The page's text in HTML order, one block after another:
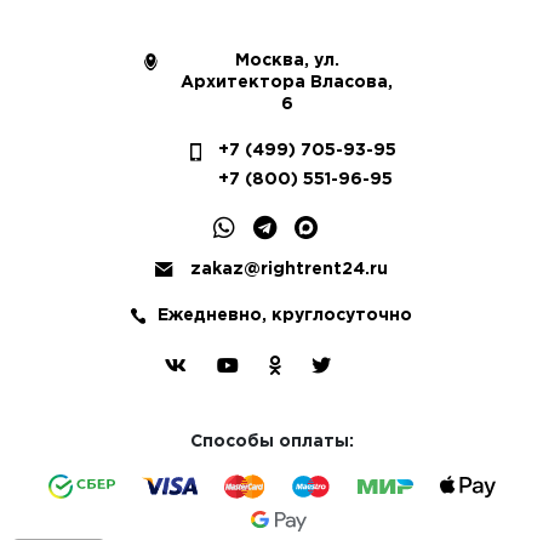
Москва, ул.
Архитектора Власова,
6
+7 (499) 705-93-95
+7 (800) 551-96-95
zakaz@rightrent24.ru
Ежедневно, круглосуточно
Способы оплаты: